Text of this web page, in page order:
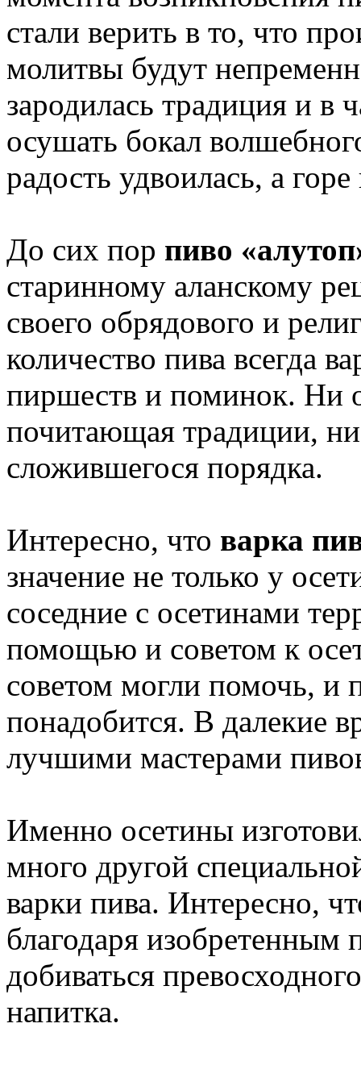
стали верить в то, что
молитвы будут
зародилась традиция и в
осушать бокал
радость удвоилась, а
До сих пор пиво
старинному аланскому
своего обрядового и
количество пива всегда
пиршеств и поминок. Ни
почитающая традиции,
сложившегося порядка.
Интересно, что варка
значение не только у
соседние с осетинами
помощью и советом к
советом могли помочь, и
понадобится. В далекие
лучшими мастерами
Именно осетины
много другой
варки пива. Интересно,
благодаря изобретенным
добиваться
напитка.